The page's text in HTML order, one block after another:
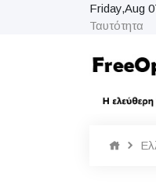
Friday,Aug
Ταυτότητα